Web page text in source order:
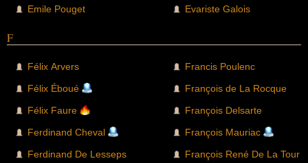
Emile Pouget
Evariste Galois
F
Félix Arvers
Félix Éboué
Félix Faure
Ferdinand Cheval
Ferdinand De Lesseps
Francis Poulenc
François de La Rocque
François Delsarte
François Mauriac
François René De La Tour